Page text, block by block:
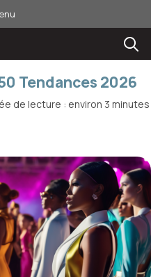
Tendances 2026
de lecture : environ 3 minutes